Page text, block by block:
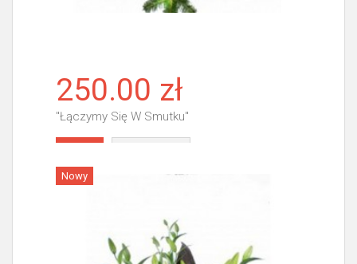
250.00 zł
"Łączymy Się W Smutku"
Nowy